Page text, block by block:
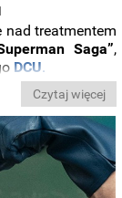
nad treatmentem
Saga”,
DCU.
Czytaj więcej